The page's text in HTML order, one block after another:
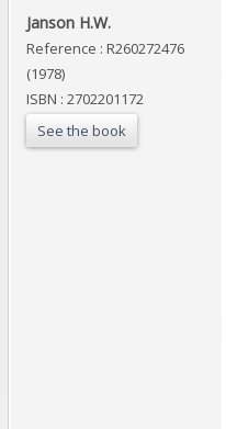
‎Janson H.W.‎
Reference : R260272476
(1978)
ISBN : 2702201172
See the book